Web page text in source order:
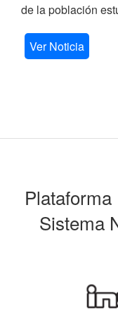
de la población
Ver Noticia
Sistema